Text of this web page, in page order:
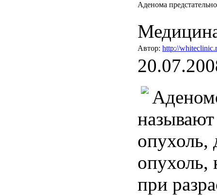
Аденома
Автор: http://
называют
опухоль,
опухоль,
при